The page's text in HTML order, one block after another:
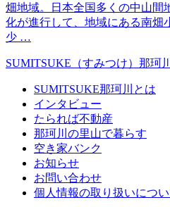
畑地域。日本全国多くの中山間
化が進行して、地域にある南畑
少 …
SUMITSUKE（すみつけ）那珂川
SUMITSUKE那珂川とは
インタビュー
たられば不動産
那珂川の里山で暮らす
空き家バンク
お知らせ
お問い合わせ
個人情報の取り扱いについ